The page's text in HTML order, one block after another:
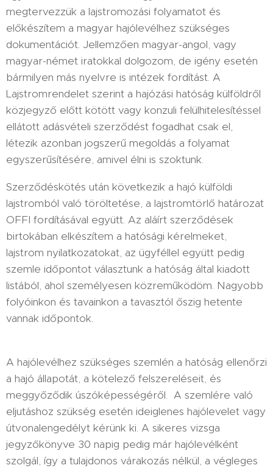
megtervezzük a lajstromozási folyamatot és
előkészítem a magyar hajólevélhez szükséges
dokumentációt. Jellemzően magyar-angol, vagy
magyar-német iratokkal dolgozom, de igény esetén
bármilyen más nyelvre is intézek fordítást. A
Lajstromrendelet szerint a hajózási hatóság külföldről
közjegyző előtt kötött vagy konzuli felülhitelesítéssel
ellátott adásvételi szerződést fogadhat csak el,
létezik azonban jogszerű megoldás a folyamat
egyszerűsítésére, amivel élni is szoktunk.
Szerződéskötés után következik a hajó külföldi
lajstromból való töröltetése, a lajstromtörlő határozat
OFFI fordításával együtt. Az aláírt szerződések
birtokában elkészítem a hatósági kérelmeket,
lajstrom nyilatkozatokat, az ügyféllel együtt pedig
szemle időpontot választunk a hatóság által kiadott
listából, ahol személyesen közreműködöm. Nagyobb
folyóinkon és tavainkon a tavasztól őszig hetente
vannak időpontok.
A hajólevélhez szükséges szemlén a hatóság ellenőrzi
a hajó állapotát, a kötelező felszereléseit, és
meggyőződik úszóképességéről. A szemlére való
eljutáshoz szükség esetén ideiglenes hajólevelet vagy
útvonalengedélyt kérünk ki. A sikeres vizsga
jegyzőkönyve 30 napig pedig már hajólevélként
szolgál, így a tulajdonos várakozás nélkül, a végleges